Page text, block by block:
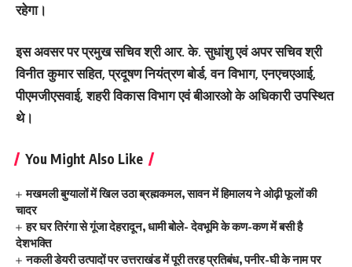
रहेगा।
इस अवसर पर प्रमुख सचिव श्री आर. के. सुधांशु एवं अपर सचिव श्री
विनीत कुमार सहित, प्रदूषण नियंत्रण बोर्ड, वन विभाग, एनएचएआई,
पीएमजीएसवाई, शहरी विकास विभाग एवं बीआरओ के अधिकारी उपस्थित
थे।
You Might Also Like
मखमली बुग्यालों में खिल उठा ब्रह्मकमल, सावन में हिमालय ने ओढ़ी फूलों की
चादर
हर घर तिरंगा से गूंजा देहरादून, धामी बोले- देवभूमि के कण-कण में बसी है
देशभक्ति
नकली डेयरी उत्पादों पर उत्तराखंड में पूरी तरह प्रतिबंध, पनीर-घी के नाम पर